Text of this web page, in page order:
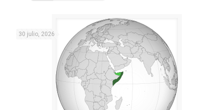
30 julio, 2026